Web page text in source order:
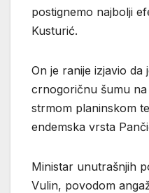
postignemo najbolji
Kusturić.
On je ranije izjavio da
crnogoričnu šumu
strmom planinskom
endemska vrsta
Ministar unutrašnjih
Vulin, povodom